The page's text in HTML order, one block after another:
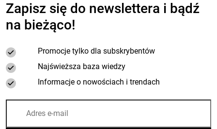
Zapisz się do newslettera i bądź
na bieżąco!
Promocje tylko dla subskrybentów
Najświeższa baza wiedzy
Informacje o nowościach i trendach